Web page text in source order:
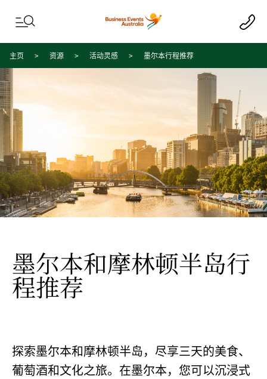
Skip to content
Skip to footer navigation
主页 资源 活动灵感 墨尔本行程推荐
墨尔本和摩林顿半岛行
程推荐
探索墨尔本和摩林顿半岛，尽享三天的美食、
葡萄酒和文化之旅。在墨尔本，您可以沉浸式